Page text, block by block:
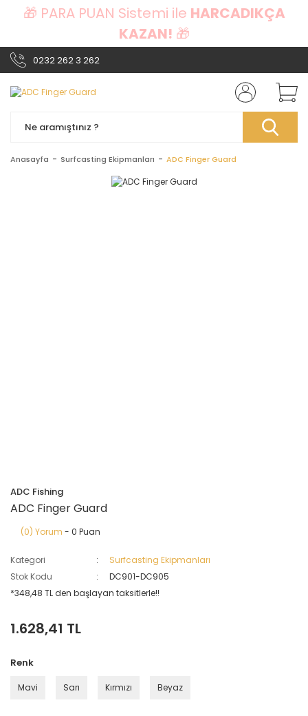
🎁 PARA PUAN Sistemi ile HARCADIKÇA
KAZAN! 🎁
0232 262 3 262
Anasayfa Surfcasting Ekipmanları ADC Finger Guard
ADC Fishing
ADC Finger Guard
(0) Yorum - 0 Puan
Kategori
Surfcasting Ekipmanları
Stok Kodu
DC901-DC905
*348,48 TL den başlayan taksitlerle!!
1.628,41 TL
Renk
Mavi Sarı Kırmızı Beyaz